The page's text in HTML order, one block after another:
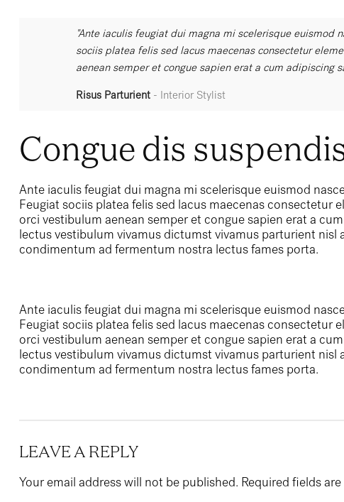
"Ante iaculis feugiat dui magna mi scelerisque euismod
sociis platea felis sed lacus maecenas consectetur
aenean semper et congue sapien erat a cum adipiscing
Risus Parturient
Interior Stylist
Congue dis
Ante iaculis feugiat dui magna mi scelerisque euismod
Feugiat sociis platea felis sed lacus maecenas
orci vestibulum aenean semper et congue sapien erat a
lectus vestibulum vivamus dictumst vivamus parturient nisl
condimentum ad fermentum nostra lectus fames porta.
Ante iaculis feugiat dui magna mi scelerisque euismod
Feugiat sociis platea felis sed lacus maecenas
orci vestibulum aenean semper et congue sapien erat a
lectus vestibulum vivamus dictumst vivamus parturient nisl
condimentum ad fermentum nostra lectus fames porta.
LEAVE A REPLY
Your email address will not be published. Required fields